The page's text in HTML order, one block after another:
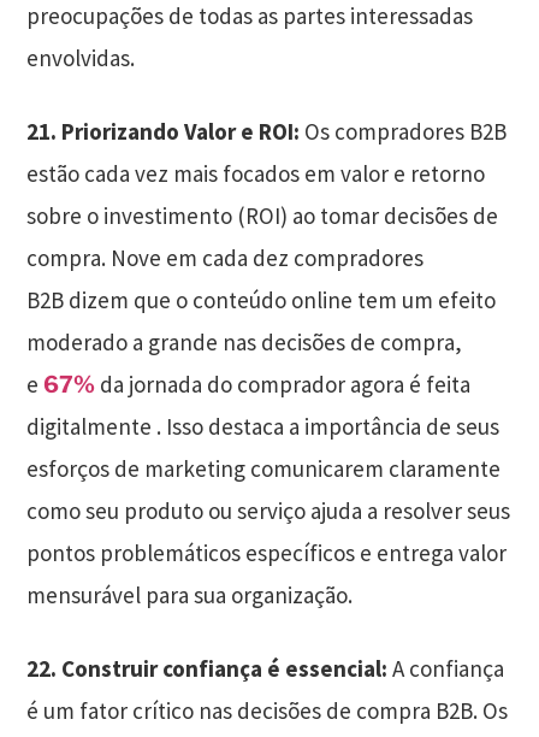
preocupações de todas as partes interessadas
envolvidas.
21. Priorizando Valor e ROI: Os compradores B2B
estão cada vez mais focados em valor e retorno
sobre o investimento (ROI) ao tomar decisões de
compra. Nove em cada dez compradores
B2B dizem que o conteúdo online tem um efeito
moderado a grande nas decisões de compra,
e67% da jornada do comprador agora é feita
digitalmente . Isso destaca a importância de seus
esforços de marketing comunicarem claramente
como seu produto ou serviço ajuda a resolver seus
pontos problemáticos específicos e entrega valor
mensurável para sua organização.
22. Construir confiança é essencial: A confiança
é um fator crítico nas decisões de compra B2B. Os